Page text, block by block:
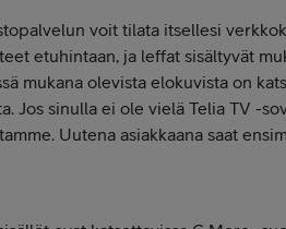
voit tilata itsellesi
etuhintaan, ja leffat sisältyvät
mukana olevista elokuvista on
Jos sinulla ei ole vielä Telia TV -
Uutena asiakkaana saat